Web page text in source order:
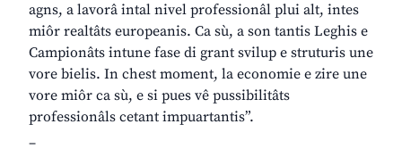
agns, a lavorâ intal nivel professionâl plui alt, intes
miôr realtâts europeanis. Ca sù, a son tantis Leghis e
Campionâts intune fase di grant svilup e struturis une
vore bielis. In chest moment, la economie e zire une
vore miôr ca sù, e si pues vê pussibilitâts
professionâls cetant impuartantis”.
_